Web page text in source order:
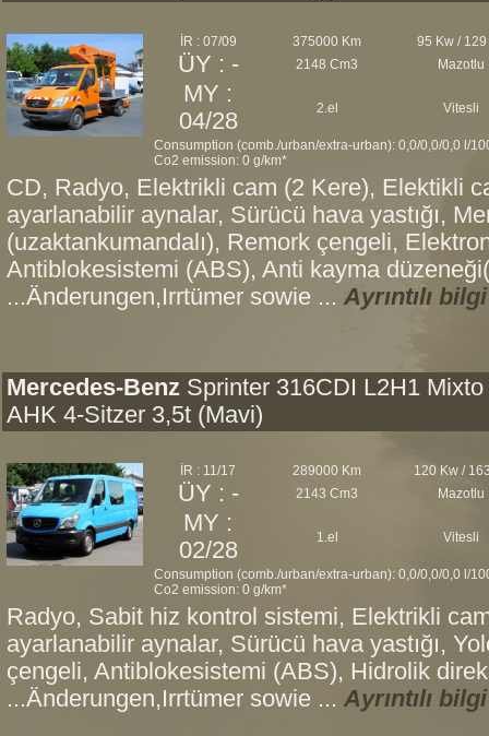
İR : 07/09 375000 Km 95 Kw / 129
ÜY : - 2148 Cm3 Mazotlu
MY :
04/28
2.el Vitesli
Consumption (comb./urban/extra-urban): 0,0/0,0/0,0 l/
Co2 emission: 0 g/km*
CD, Radyo, Elektrikli cam (2 Kere), Elektikli
ayarlanabilir aynalar, Sürücü hava yastığı,
(uzaktankumandalı), Remork çengeli,
Antiblokesistemi (ABS), Anti kayma
...Änderungen,Irrtümer sowie ... Ayrıntılı bilgi
Mercedes-Benz Sprinter 316CDI L2H1 Mixto
AHK 4-Sitzer 3,5t (Mavi)
İR : 11/17 289000 Km 120 Kw /
ÜY : - 2143 Cm3 Mazotlu
MY :
02/28
1.el Vitesli
Consumption (comb./urban/extra-urban): 0,0/0,0/0,0 l/
Co2 emission: 0 g/km*
Radyo, Sabit hiz kontrol sistemi, Elektrikli
ayarlanabilir aynalar, Sürücü hava yastığı,
çengeli, Antiblokesistemi (ABS), Hidrolik
...Änderungen,Irrtümer sowie ... Ayrıntılı bilgi